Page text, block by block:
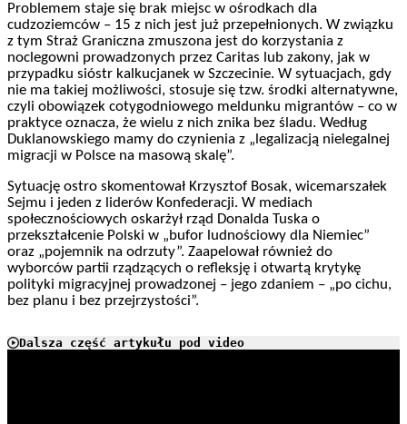
Problemem staje się brak miejsc w ośrodkach dla
cudzoziemców – 15 z nich jest już przepełnionych. W związku
z tym Straż Graniczna zmuszona jest do korzystania z
noclegowni prowadzonych przez Caritas lub zakony, jak w
przypadku sióstr kalkucjanek w Szczecinie. W sytuacjach, gdy
nie ma takiej możliwości, stosuje się tzw. środki alternatywne,
czyli obowiązek cotygodniowego meldunku migrantów – co w
praktyce oznacza, że wielu z nich znika bez śladu. Według
Duklanowskiego mamy do czynienia z „legalizacją nielegalnej
migracji w Polsce na masową skalę”.
Sytuację ostro skomentował Krzysztof Bosak, wicemarszałek
Sejmu i jeden z liderów Konfederacji. W mediach
społecznościowych oskarżył rząd Donalda Tuska o
przekształcenie Polski w „bufor ludnościowy dla Niemiec”
oraz „pojemnik na odrzuty”. Zaapelował również do
wyborców partii rządzących o refleksję i otwartą krytykę
polityki migracyjnej prowadzonej – jego zdaniem – „po cichu,
bez planu i bez przejrzystości”.
Dalsza część artykułu pod video